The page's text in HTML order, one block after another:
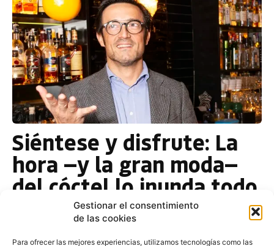
Gestionar el consentimiento
de las cookies
Para ofrecer las mejores experiencias, utilizamos tecnologías como las
Siéntese y disfrute: La
hora —y la gran moda—
del cóctel lo inunda todo
14 de diciembre de 2018
sobre los cócteles y sus orígenes. Que si